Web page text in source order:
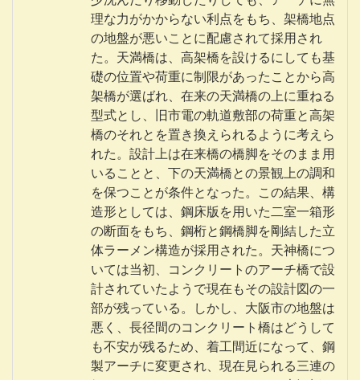
理な力がかからない利点をもち、架橋地点
の地盤が悪いことに配慮されて採用され
た。天満橋は、高架橋を設けるにしても基
礎の位置や荷重に制限があったことから高
架橋が選ばれ、在来の天満橋の上に重ねる
型式とし、旧市電の軌道敷部の荷重と高架
橋のそれとを置き換えられるように考えら
れた。設計上は在来橋の橋脚をそのまま用
いることと、下の天満橋との景観上の調和
を保つことが条件となった。この結果、構
造形としては、鋼床版を用いた二室一箱形
の断面をもち、鋼桁と鋼橋脚を剛結した立
体ラーメン構造が採用された。天神橋につ
いては当初、コンクリートのアーチ橋で設
計されていたようで現在もその設計図の一
部が残っている。しかし、大阪市の地盤は
悪く、長径間のコンクリート橋はどうして
も不安が残るため、着工間近になって、鋼
製アーチに変更され、現在見られる三連の